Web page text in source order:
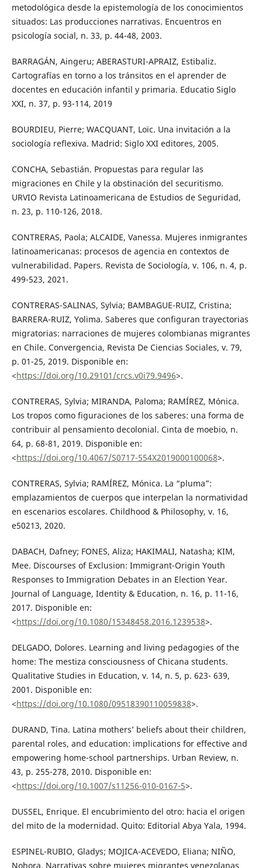
metodológica desde la epistemología de los conocimientos
situados: Las producciones narrativas. Encuentros en
psicología social, n. 33, p. 44-48, 2003.
BARRAGÁN, Aingeru; ABERASTURI-APRAIZ, Estibaliz.
Cartografías en torno a los tránsitos en el aprender de
docentes en educación infantil y primaria. Educatio Siglo
XXI, n. 37, p. 93-114, 2019
BOURDIEU, Pierre; WACQUANT, Loïc. Una invitación a la
sociología reflexiva. Madrid: Siglo XXI editores, 2005.
CONCHA, Sebastián. Propuestas para regular las
migraciones en Chile y la obstinación del securitismo.
URVIO Revista Latinoamericana de Estudios de Seguridad,
n. 23, p. 110-126, 2018.
CONTRERAS, Paola; ALCAIDE, Vanessa. Mujeres inmigrantes
latinoamericanas: procesos de agencia en contextos de
vulnerabilidad. Papers. Revista de Sociología, v. 106, n. 4, p.
499-523, 2021.
CONTRERAS-SALINAS, Sylvia; BAMBAGUE-RUIZ, Cristina;
BARRERA-RUIZ, Yolima. Saberes que configuran trayectorias
migratorias: narraciones de mujeres colombianas migrantes
en Chile. Convergencia, Revista De Ciencias Sociales, v. 79,
p. 01-25, 2019. Disponible en:
<https://doi.org/10.29101/crcs.v0i79.9496>.
CONTRERAS, Sylvia; MIRANDA, Paloma; RAMÍREZ, Mónica.
Los tropos como figuraciones de los saberes: una forma de
contribuir al pensamiento decolonial. Cinta de moebio, n.
64, p. 68-81, 2019. Disponible en:
<https://doi.org/10.4067/S0717-554X2019000100068>.
CONTRERAS, Sylvia; RAMÍREZ, Mónica. La “pluma”:
emplazamientos de cuerpos que interpelan la normatividad
en escenarios escolares. Childhood & Philosophy, v. 16,
e50213, 2020.
DABACH, Dafney; FONES, Aliza; HAKIMALI, Natasha; KIM,
Mee. Discourses of Exclusion: Immigrant-Origin Youth
Responses to Immigration Debates in an Election Year.
Journal of Language, Identity & Education, n. 16, p. 11-16,
2017. Disponible en:
<https://doi.org/10.1080/15348458.2016.1239538>.
DELGADO, Dolores. Learning and living pedagogies of the
home: The mestiza consciousness of Chicana students.
Qualitative Studies in Education, v. 14, n. 5, p. 623- 639,
2001. Disponible en:
<https://doi.org/10.1080/09518390110059838>.
DURAND, Tina. Latina mothers’ beliefs about their children,
parental roles, and education: implications for effective and
empowering home-school partnerships. Urban Review, n.
43, p. 255-278, 2010. Disponible en:
<https://doi.org/10.1007/s11256-010-0167-5>.
DUSSEL, Enrique. El encubrimiento del otro: hacia el origen
del mito de la modernidad. Quito: Editorial Abya Yala, 1994.
ESPINEL-RUBIO, Gladys; MOJICA-ACEVEDO, Eliana; NIÑO,
Nohora. Narrativas sobre mujeres migrantes venezolanas